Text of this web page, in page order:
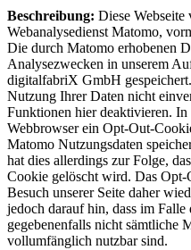
Beschreibung: Diese Webseite
Webanalysedienst Matomo,
Die durch Matomo erhobenen
Analysezwecken in unserem
digitalfabriX GmbH
Nutzung Ihrer Daten nicht
Funktionen hier deaktivieren.
Webbrowser ein Opt-Out-
Matomo Nutzungsdaten
hat dies allerdings zur Folge,
Cookie gelöscht wird. Das Opt-
Besuch unserer Seite daher
jedoch darauf hin, dass im
gegebenenfalls nicht sämtliche
vollumfänglich nutzbar sind.